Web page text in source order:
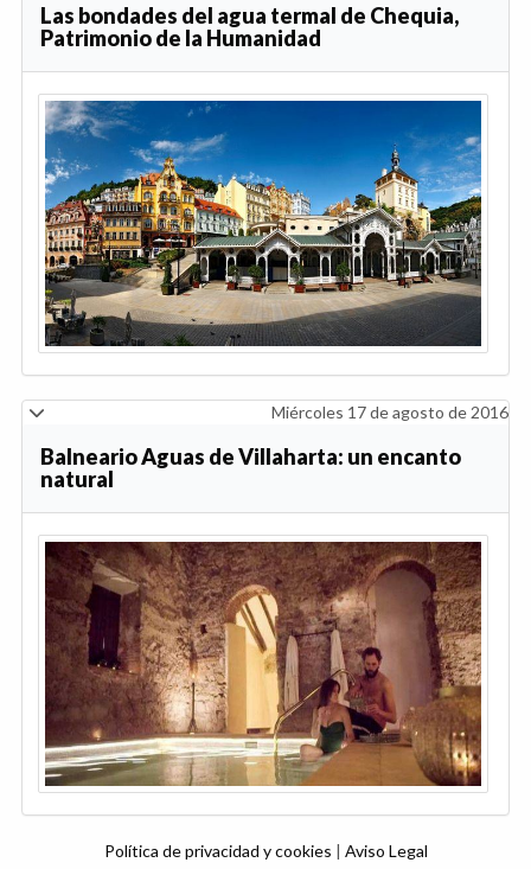
Las bondades del agua termal de Chequia,
Patrimonio de la Humanidad
Miércoles 17 de agosto de 2016
Balneario Aguas de Villaharta: un encanto
natural
Política de privacidad y cookies | Aviso Legal